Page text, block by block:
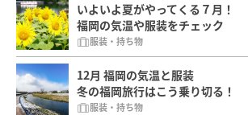
いよいよ夏がやってくる７月！
福岡の気温や服装をチェック
服装・持ち物
12月 福岡の気温と服装
冬の福岡旅行はこう乗り切る！
服装・持ち物